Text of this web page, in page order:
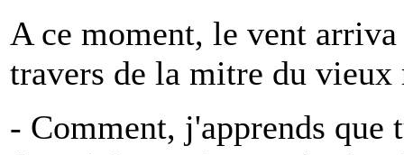
A ce moment, le vent
travers de la mitre du
- Comment, j'apprends que